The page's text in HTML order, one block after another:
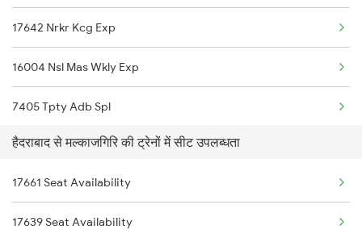
2203 Vskp Sc Ac Spl
2204 Sc Vskp Spl
2235 Sc Ltt Spl
2236 Festival Special
5293 Mfp Sc Spl
2277 Tpty Jat Spl
17642 Nrkr Kcg Exp
16004 Nsl Mas Wkly Exp
7405 Tpty Adb Spl
7625 Kcg Ral Spl
7691 Ned Tdu Spl
7692 Tdu Pbn Spl
हैदराबाद से मल्काजगिरि की ट्रेनों में सीट उपलब्धता
17661 Seat Availability
17639 Seat Availability